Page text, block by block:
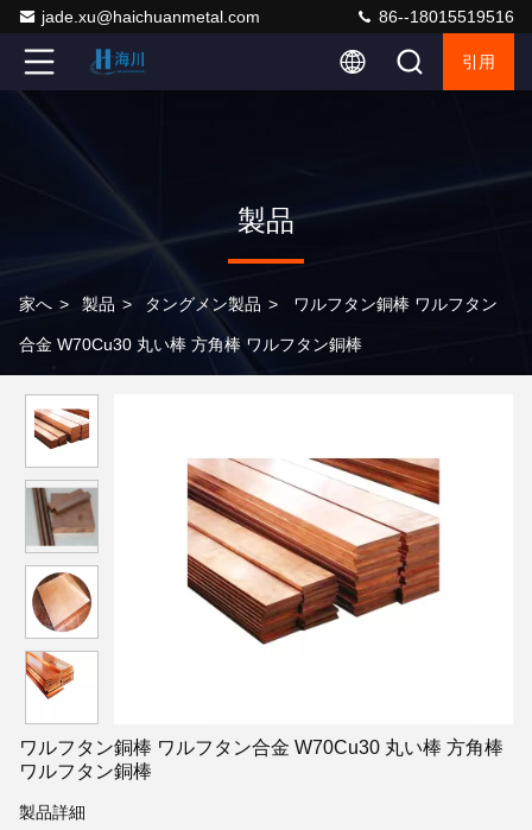
jade.xu@haichuanmetal.com 86--18015519516
引用
製品
家へ > 製品 > タングメン製品 > ワルフタン銅棒 ワルフタン
合金 W70Cu30 丸い棒 方角棒 ワルフタン銅棒
ワルフタン銅棒 ワルフタン合金 W70Cu30 丸い棒 方角棒
ワルフタン銅棒
製品詳細